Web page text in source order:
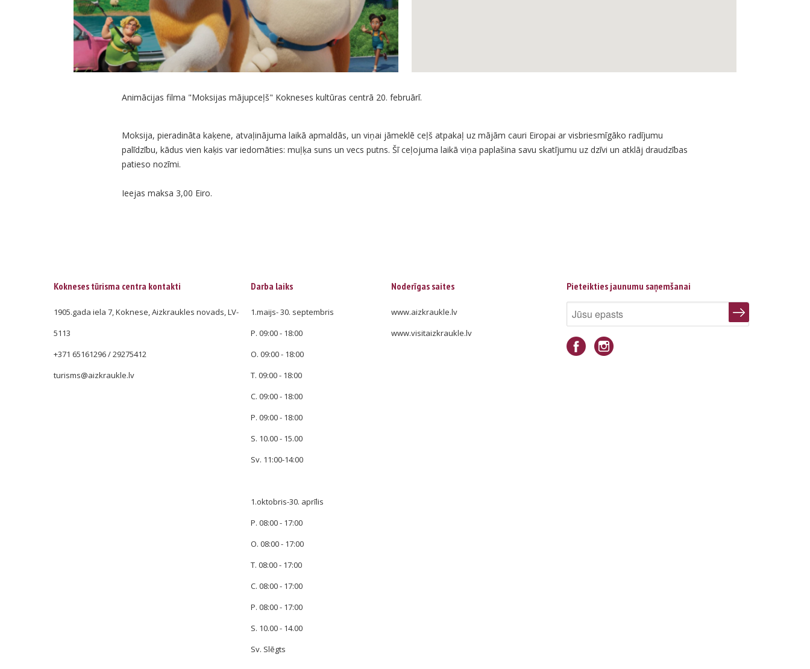
Animācijas filma "Moksijas mājupceļš" Kokneses kultūras centrā 20. februārī.
Moksija, pieradināta kaķene, atvaļinājuma laikā apmaldās, un viņai jāmeklē ceļš atpakaļ uz mājām cauri Eiropai ar visbriesmīgāko radījumu
palīdzību, kādus vien kaķis var iedomāties: muļķa suns un vecs putns. Šī ceļojuma laikā viņa paplašina savu skatījumu uz dzīvi un atklāj draudzības
patieso nozīmi.
Ieejas maksa 3,00 Eiro.
Kokneses tūrisma centra kontakti
1905.gada iela 7, Koknese, Aizkraukles novads, LV-
5113
+371 65161296 / 29275412
turisms@aizkraukle.lv
Darba laiks
1.maijs- 30. septembris
P. 09:00 - 18:00
O. 09:00 - 18:00
T. 09:00 - 18:00
C. 09:00 - 18:00
P. 09:00 - 18:00
S. 10.00 - 15.00
Sv. 11:00-14:00
1.oktobris-30. aprīlis
P. 08:00 - 17:00
O. 08:00 - 17:00
T. 08:00 - 17:00
C. 08:00 - 17:00
P. 08:00 - 17:00
S. 10.00 - 14.00
Sv. Slēgts
Noderīgas saites
www.aizkraukle.lv
www.visitaizkraukle.lv
Pieteikties jaunumu saņemšanai